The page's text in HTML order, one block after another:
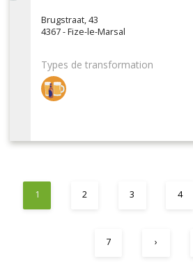
Brugstraat, 43
4367 - Fize-le-Marsal
Types de transformation
1 2 3 4
7 ›